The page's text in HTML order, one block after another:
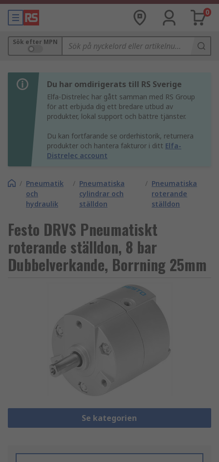
0
Sök efter MPN
Du har omdirigerats till RS Sverige
Elfa-Distrelec har gått samman med RS Group
för att erbjuda dig ett bredare utbud av
produkter, lokal support och bättre tjänster.
Du kan fortfarande se orderhistorik, returnera
produkter och hantera fakturor i ditt Elfa-
Distrelec account
/ Pneumatik
och
hydraulik
/ Pneumatiska
cylindrar och
ställdon
/ Pneumatiska
roterande
ställdon
Festo DRVS Pneumatiskt
roterande ställdon, 8 bar
Dubbelverkande, Borrning 25mm
Se kategorien